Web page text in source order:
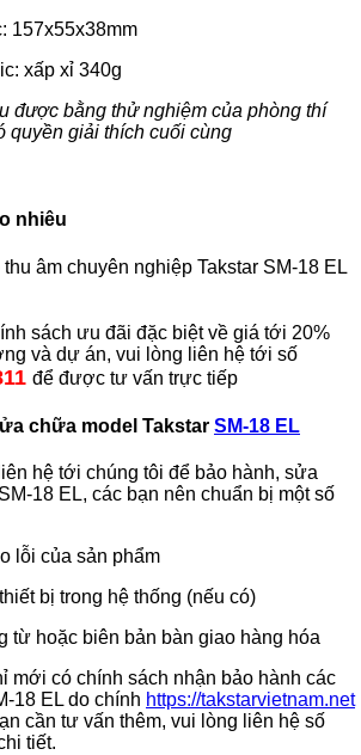
157x55x38mm
xấp xỉ 340g
được bằng thử nghiệm của phòng thí
quyền giải thích cuối cùng
nhiêu
âm chuyên nghiệp Takstar SM-18 EL
sách ưu đãi đặc biệt về giá tới 20%
và dự án, vui lòng liên hệ tới số
để được tư vấn trực tiếp
chữa model Takstar SM-18 EL
hệ tới chúng tôi để bảo hành, sửa
18 EL, các bạn nên chuẩn bị một số
lỗi của sản phẩm
bị trong hệ thống (nếu có)
từ hoặc biên bản bàn giao hàng hóa
mới có chính sách nhận bảo hành các
18 EL do chính https://takstarvietnam.net
cần tư vấn thêm, vui lòng liên hệ số
tiết.